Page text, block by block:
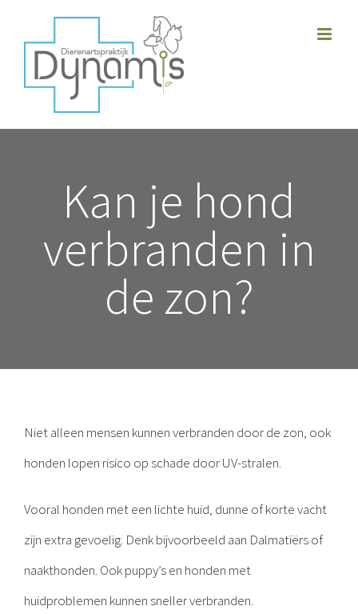
content
Kan je hond
verbranden in
de zon?
Niet alleen mensen kunnen verbranden door de zon, ook
honden lopen risico op schade door UV-stralen.
Vooral honden met een lichte huid, dunne of korte vacht
zijn extra gevoelig. Denk bijvoorbeeld aan Dalmatiërs of
naakthonden. Ook puppy’s en honden met
huidproblemen kunnen sneller verbranden.